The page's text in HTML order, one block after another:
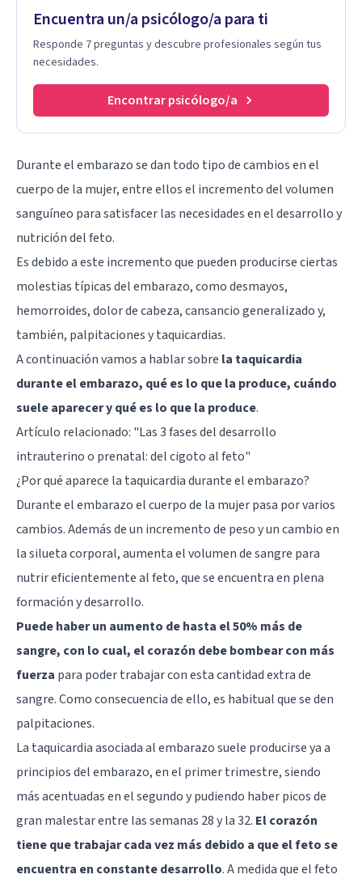
Encuentra un/a psicólogo/a para ti
Responde 7 preguntas y descubre profesionales según tus
necesidades.
Encontrar psicólogo/a
Durante el embarazo se dan todo tipo de cambios en el
cuerpo de la mujer, entre ellos el incremento del volumen
sanguíneo para satisfacer las necesidades en el desarrollo y
nutrición del feto.
Es debido a este incremento que pueden producirse ciertas
molestias típicas del embarazo, como desmayos,
hemorroides, dolor de cabeza, cansancio generalizado y,
también, palpitaciones y taquicardias.
A continuación vamos a hablar sobre la taquicardia
durante el embarazo, qué es lo que la produce, cuándo
suele aparecer y qué es lo que la produce.
Artículo relacionado: "Las 3 fases del desarrollo
intrauterino o prenatal: del cigoto al feto"
¿Por qué aparece la taquicardia durante el embarazo?
Durante el embarazo el cuerpo de la mujer pasa por varios
cambios. Además de un incremento de peso y un cambio en
la silueta corporal, aumenta el volumen de sangre para
nutrir eficientemente al feto, que se encuentra en plena
formación y desarrollo.
Puede haber un aumento de hasta el 50% más de
sangre, con lo cual, el corazón debe bombear con más
fuerza para poder trabajar con esta cantidad extra de
sangre. Como consecuencia de ello, es habitual que se den
palpitaciones.
La taquicardia asociada al embarazo suele producirse ya a
principios del embarazo, en el primer trimestre, siendo
más acentuadas en el segundo y pudiendo haber picos de
gran malestar entre las semanas 28 y la 32. El corazón
tiene que trabajar cada vez más debido a que el feto se
encuentra en constante desarrollo. A medida que el feto